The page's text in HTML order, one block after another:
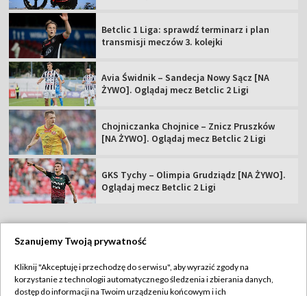
Betclic 1 Liga: sprawdź terminarz i plan
transmisji meczów 3. kolejki
Avia Świdnik – Sandecja Nowy Sącz [NA
ŻYWO]. Oglądaj mecz Betclic 2 Ligi
Chojniczanka Chojnice – Znicz Pruszków
[NA ŻYWO]. Oglądaj mecz Betclic 2 Ligi
GKS Tychy – Olimpia Grudziądz [NA ŻYWO].
Oglądaj mecz Betclic 2 Ligi
Abonament TVP
Regulamin TVP
Szanujemy Twoją prywatność
Kliknij "Akceptuję i przechodzę do serwisu", aby wyrazić zgody na
korzystanie z technologii automatycznego śledzenia i zbierania danych,
dostęp do informacji na Twoim urządzeniu końcowym i ich